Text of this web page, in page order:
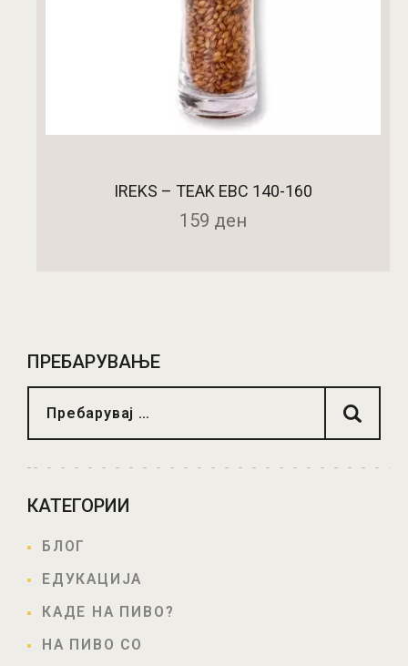
IREKS – TEAK EBC 140-160
159 ден
ПРЕБАРУВАЊЕ
КАТЕГОРИИ
БЛОГ
ЕДУКАЦИЈА
КАДЕ НА ПИВО?
НА ПИВО СО